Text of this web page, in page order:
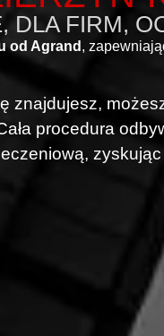
DLA FIRM,
od Agrand ,
znajdujesz,
procedura